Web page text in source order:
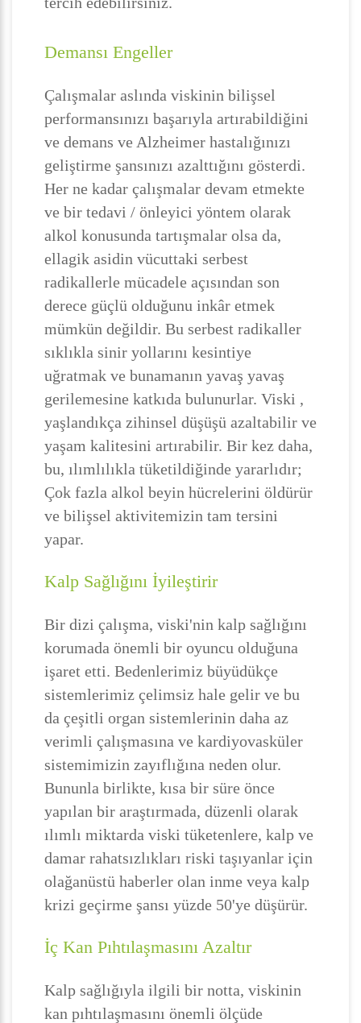
Demansı Engeller
Çalışmalar aslında viskinin bilişsel
performansınızı başarıyla artırabildiğini
ve demans ve Alzheimer hastalığınızı
geliştirme şansınızı azalttığını gösterdi.
Her ne kadar çalışmalar devam etmekte
ve bir tedavi / önleyici yöntem olarak
alkol konusunda tartışmalar olsa da,
ellagik asidin vücuttaki serbest
radikallerle mücadele açısından son
derece güçlü olduğunu inkâr etmek
mümkün değildir. Bu serbest radikaller
sıklıkla sinir yollarını kesintiye
uğratmak ve bunamanın yavaş yavaş
gerilemesine katkıda bulunurlar. Viski ,
yaşlandıkça zihinsel düşüşü azaltabilir ve
yaşam kalitesini artırabilir. Bir kez daha,
bu, ılımlılıkla tüketildiğinde yararlıdır;
Çok fazla alkol beyin hücrelerini öldürür
ve bilişsel aktivitemizin tam tersini
yapar.
Kalp Sağlığını İyileştirir
Bir dizi çalışma, viski'nin kalp sağlığını
korumada önemli bir oyuncu olduğuna
işaret etti. Bedenlerimiz büyüdükçe
sistemlerimiz çelimsiz hale gelir ve bu
da çeşitli organ sistemlerinin daha az
verimli çalışmasına ve kardiyovasküler
sistemimizin zayıflığına neden olur.
Bununla birlikte, kısa bir süre önce
yapılan bir araştırmada, düzenli olarak
ılımlı miktarda viski tüketenlere, kalp ve
damar rahatsızlıkları riski taşıyanlar için
olağanüstü haberler olan inme veya kalp
krizi geçirme şansı yüzde 50'ye düşürür.
İç Kan Pıhtılaşmasını Azaltır
Kalp sağlığıyla ilgili bir notta, viskinin
kan pıhtılaşmasını önemli ölçüde